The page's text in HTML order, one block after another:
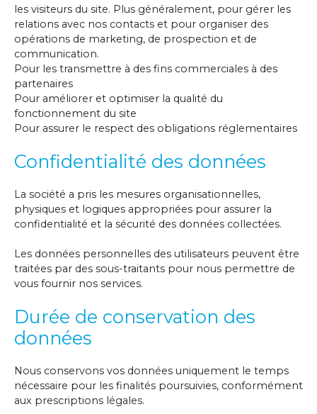
les visiteurs du site. Plus généralement, pour gérer les
relations avec nos contacts et pour organiser des
opérations de marketing, de prospection et de
communication.
Pour les transmettre à des fins commerciales à des
partenaires
Pour améliorer et optimiser la qualité du
fonctionnement du site
Pour assurer le respect des obligations réglementaires
Confidentialité des données
La société a pris les mesures organisationnelles,
physiques et logiques appropriées pour assurer la
confidentialité et la sécurité des données collectées.
Les données personnelles des utilisateurs peuvent être
traitées par des sous-traitants pour nous permettre de
vous fournir nos services.
Durée de conservation des
données
Nous conservons vos données uniquement le temps
nécessaire pour les finalités poursuivies, conformément
aux prescriptions légales.